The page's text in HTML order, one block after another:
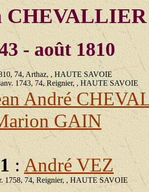
CHEVALLIER
- août 1810
74, Arthaz, , HAUTE SAVOIE
1743, 74, Reignier, , HAUTE SAVOIE
André
GAIN
:André VEZ
1758, 74, Reignier, , HAUTE SAVOIE